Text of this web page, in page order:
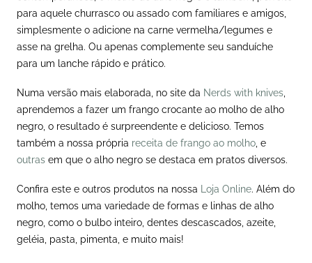
para aquele churrasco ou assado com familiares e amigos,
simplesmente o adicione na carne vermelha/legumes e
asse na grelha. Ou apenas complemente seu sanduíche
para um lanche rápido e prático.
Numa versão mais elaborada, no site da Nerds with knives
aprendemos a fazer um frango crocante ao molho de alho
negro, o resultado é surpreendente e delicioso. Temos
também a nossa própria receita de frango ao molho , e
outras em que o alho negro se destaca em pratos diversos.
Confira este e outros produtos na nossa Loja Online. Além do
molho, temos uma variedade de formas e linhas de alho
negro, como o bulbo inteiro, dentes descascados, azeite,
geléia, pasta, pimenta, e muito mais!